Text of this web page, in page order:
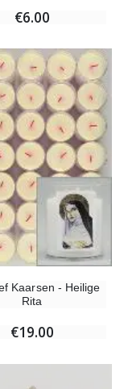
€6.00
Kaarsen - Heilige
Rita
€19.00